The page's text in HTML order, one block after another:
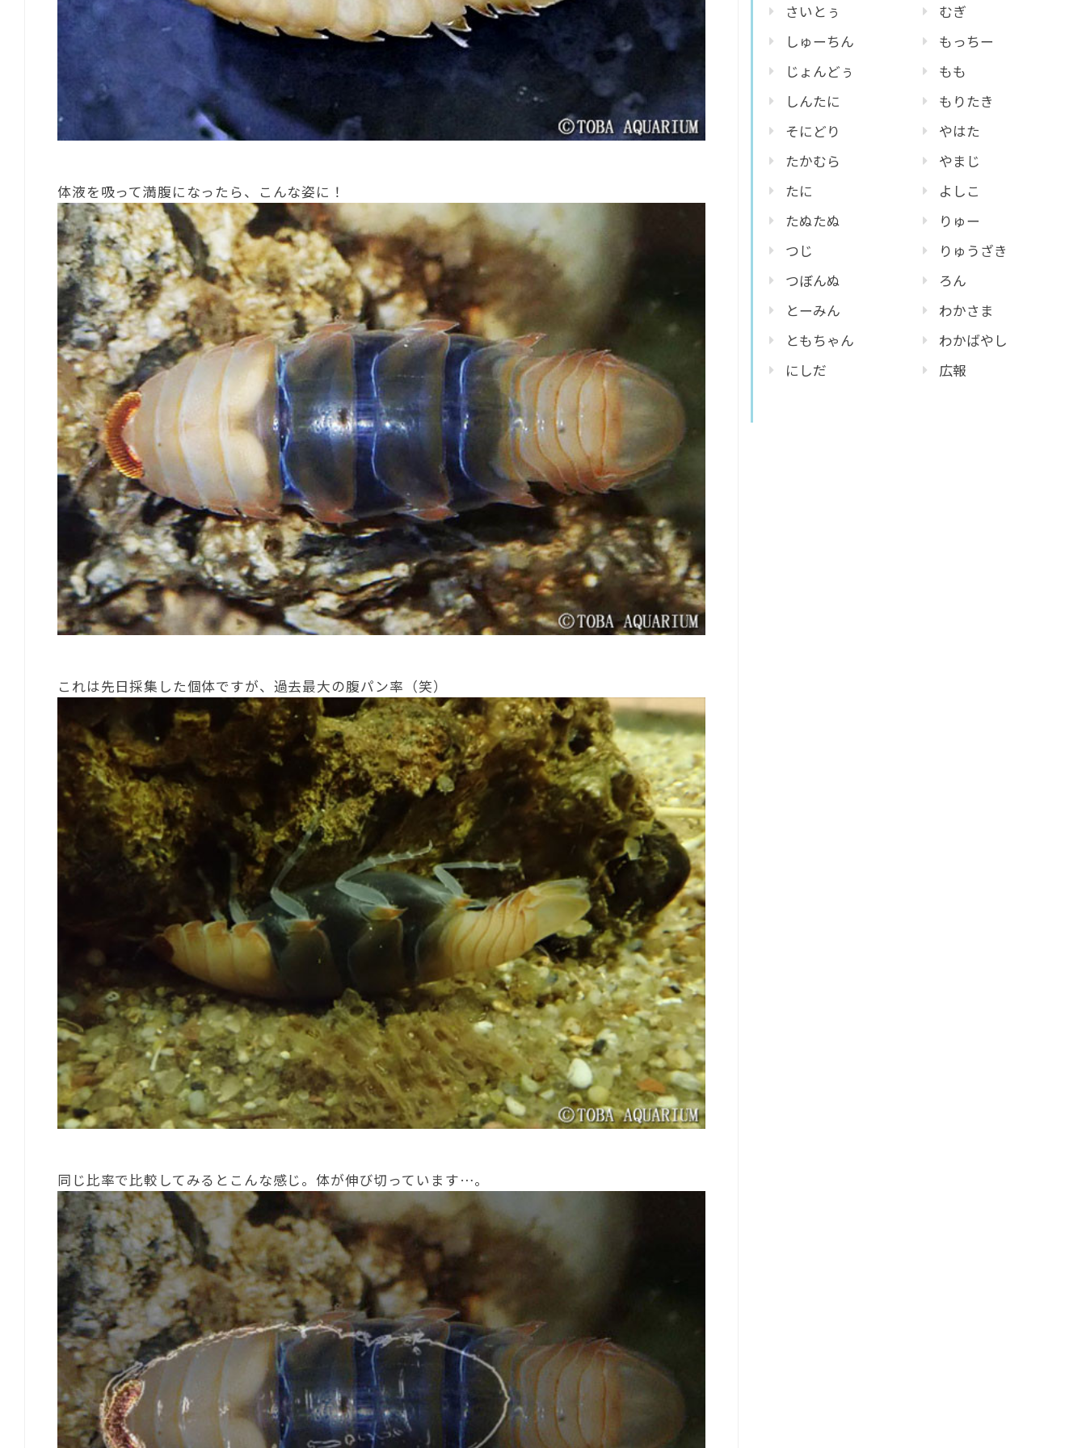
体液を吸って満腹になったら、こんな姿に！
これは先日採集した個体ですが、過去最大の腹パン率（笑）
同じ比率で比較してみるとこんな感じ。体が伸び切っています…。
さいとぅ
しゅーちん
じょんどぅ
しんたに
そにどり
たかむら
たに
たぬたぬ
つじ
つぼんぬ
とーみん
ともちゃん
にしだ
むぎ
もっちー
もも
もりたき
やはた
やまじ
よしこ
りゅー
りゅうざき
ろん
わかさま
わかばやし
広報